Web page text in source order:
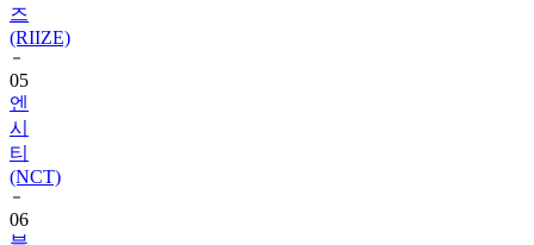
즈
(RIIZE)
05
엔
시
티
(NCT)
06